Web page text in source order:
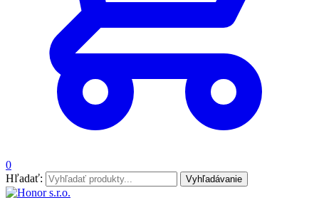
0
Hľadať:
Vyhľadávanie